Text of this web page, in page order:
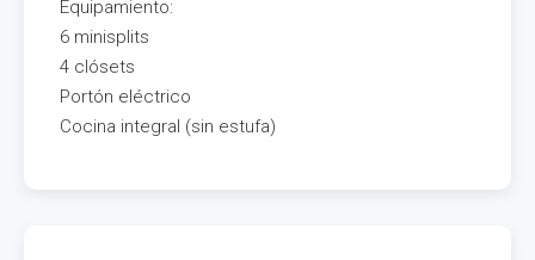
Equipamiento:
6 minisplits
4 clósets
Portón eléctrico
Cocina integral (sin estufa)